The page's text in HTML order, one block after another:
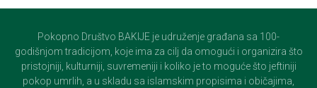
Pokopno Društvo BAKIJE je udruženje građana sa 100-
godišnjom tradicijom, koje ima za cilj da omogući i organizira što
pristojniji, kulturniji, suvremeniji i koliko je to moguće što jeftiniji
pokop umrlih, a u skladu sa islamskim propisima i običajima,